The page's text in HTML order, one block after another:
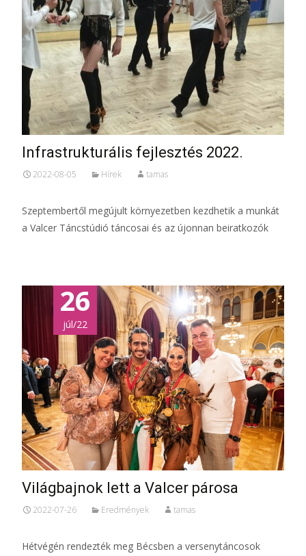
Infrastrukturális fejlesztés 2022.
2022-08-05 Hírek tamas
Szeptembertől megújult környezetben kezdhetik a munkát
a Valcer Táncstúdió táncosai és az újonnan beiratkozók
26
júl/22
Világbajnok lett a Valcer párosa
2022-07-26 Eredmények tamas
Hétvégén rendezték meg Bécsben a versenytáncosok